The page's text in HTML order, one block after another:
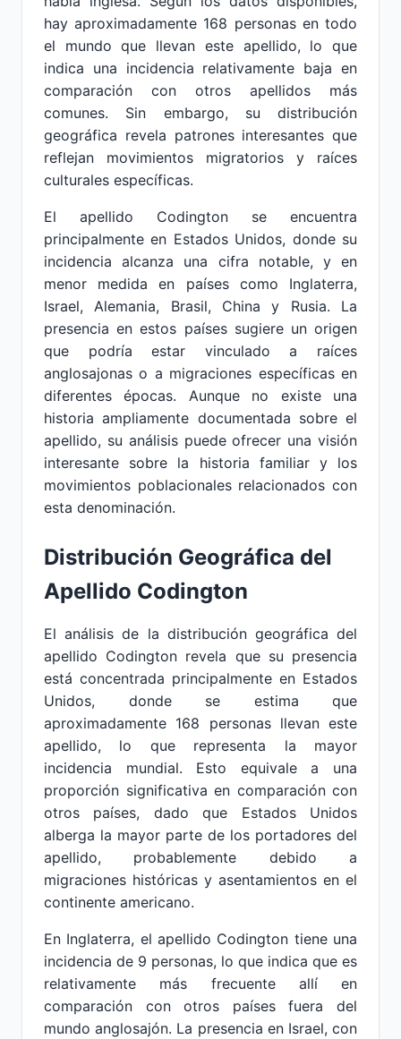
hay aproximadamente 168 personas en todo
el mundo que llevan este apellido, lo que
indica una incidencia relativamente baja en
comparación con otros apellidos más
comunes. Sin embargo, su distribución
geográfica revela patrones interesantes que
reflejan movimientos migratorios y raíces
culturales específicas.
El apellido Codington se encuentra
principalmente en Estados Unidos, donde su
incidencia alcanza una cifra notable, y en
menor medida en países como Inglaterra,
Israel, Alemania, Brasil, China y Rusia. La
presencia en estos países sugiere un origen
que podría estar vinculado a raíces
anglosajonas o a migraciones específicas en
diferentes épocas. Aunque no existe una
historia ampliamente documentada sobre el
apellido, su análisis puede ofrecer una visión
interesante sobre la historia familiar y los
movimientos poblacionales relacionados con
esta denominación.
Distribución Geográfica del
Apellido Codington
El análisis de la distribución geográfica del
apellido Codington revela que su presencia
está concentrada principalmente en Estados
Unidos, donde se estima que
aproximadamente 168 personas llevan este
apellido, lo que representa la mayor
incidencia mundial. Esto equivale a una
proporción significativa en comparación con
otros países, dado que Estados Unidos
alberga la mayor parte de los portadores del
apellido, probablemente debido a
migraciones históricas y asentamientos en el
continente americano.
En Inglaterra, el apellido Codington tiene una
incidencia de 9 personas, lo que indica que es
relativamente más frecuente allí en
comparación con otros países fuera del
mundo anglosajón. La presencia en Israel, con